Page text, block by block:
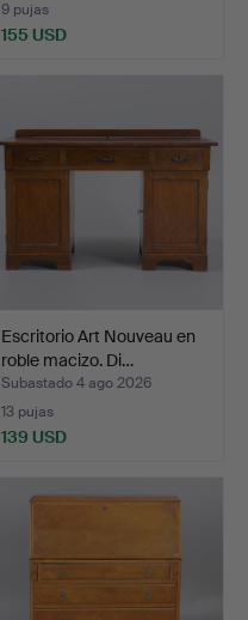
9 pujas
155 USD
Escritorio Art Nouveau en
roble macizo. Di…
Subastado 4 ago 2026
13 pujas
139 USD